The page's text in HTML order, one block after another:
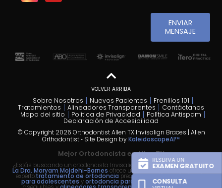
RESERVA UN
EXAMEN GRATUITO
CONSULTA
ENVIAR
MENSAJE
VOLVER ARRIBA
Sobre Nosotros Nuevos Pacientes
Frenillos 101
Tratamientos
Alineadores Transparentes
Contáctanos
Mapa del sitio
Política de Privacidad Política Antispam
Declaración de Accesibilidad
© Copyright 2026 Orthodontist Allen TX Invisalign Braces | Allen
Orthodontist ⁃ Site Design byKaleidoscopeAI™
Mejor Ortodoncista en Allen TX
¿Estás buscando un ortodoncista Invisalign cerca de mí en Allen, TX?
La Dra. Maryam Mojdehi-Barnes ofrece un tratamiento de ortodoncia
experto:tratamiento de ortodoncia precoz para niños,ortodoncia
para adolescentes yortodoncia para adultosconaparatos